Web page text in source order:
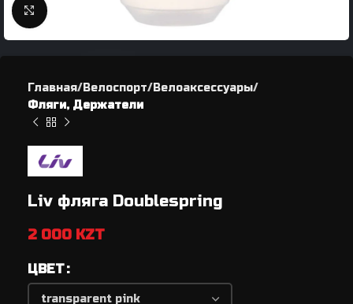
Нажмите, чтобы увеличить
Главная Велоспорт
Велоаксессуары
Фляги, Держатели
Liv фляга Doublespring
2 000 KZT
ЦВЕТ